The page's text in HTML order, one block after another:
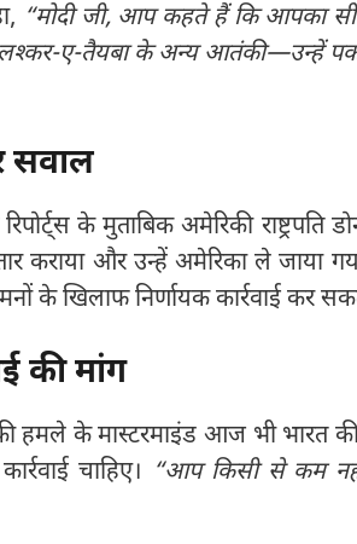
“मोदी जी, आप कहते हैं कि आपका
ए-तैयबा के अन्य आतंकी—उन्हें
सवाल
के मुताबिक अमेरिकी राष्ट्रपति
कराया और उन्हें अमेरिका ले
के खिलाफ निर्णायक कार्रवाई कर
की मांग
हमले के मास्टरमाइंड आज भी भारत
चाहिए। “आप किसी से कम